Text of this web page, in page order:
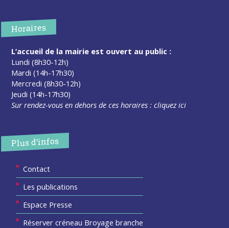
Horaires
L’accueil de la mairie est ouvert au public :
Lundi (8h30-12h)
Mardi (14h-17h30)
Mercredi (8h30-12h)
Jeudi (14h-17h30)
Sur rendez-vous en dehors de ces horaires :cliquez ici
Plus d’infos
Contact
Les publications
Espace Presse
Réserver créneau Broyage branche